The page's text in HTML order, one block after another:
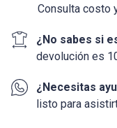
Consulta costo
¿No sabes si
devoluciónes
¿Necesitas
listo para